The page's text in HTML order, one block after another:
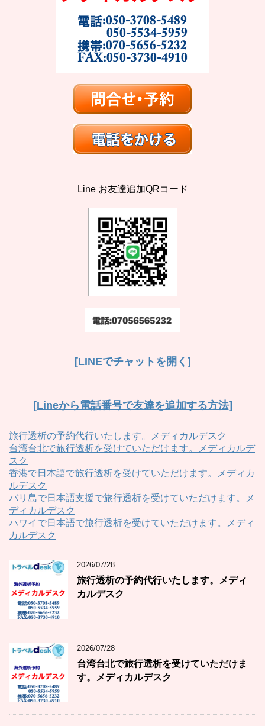
Line お友達追加QRコード
[LINEでチャットを開く]
[Lineから電話番号で友達を追加する方法]
旅行透析の予約代行いたします。メディカルデスク
台湾台北で旅行透析を受けていただけます。メディカルデ
スク
香港で日本語で旅行透析を受けていただけます。メディカ
ルデスク
バリ島で日本語支援で旅行透析を受けていただけます。メ
ディカルデスク
ハワイで日本語で旅行透析を受けていただけます。メディ
カルデスク
2026/07/28
旅行透析の予約代行いたします。メディ
カルデスク
2026/07/28
台湾台北で旅行透析を受けていただけま
す。メディカルデスク